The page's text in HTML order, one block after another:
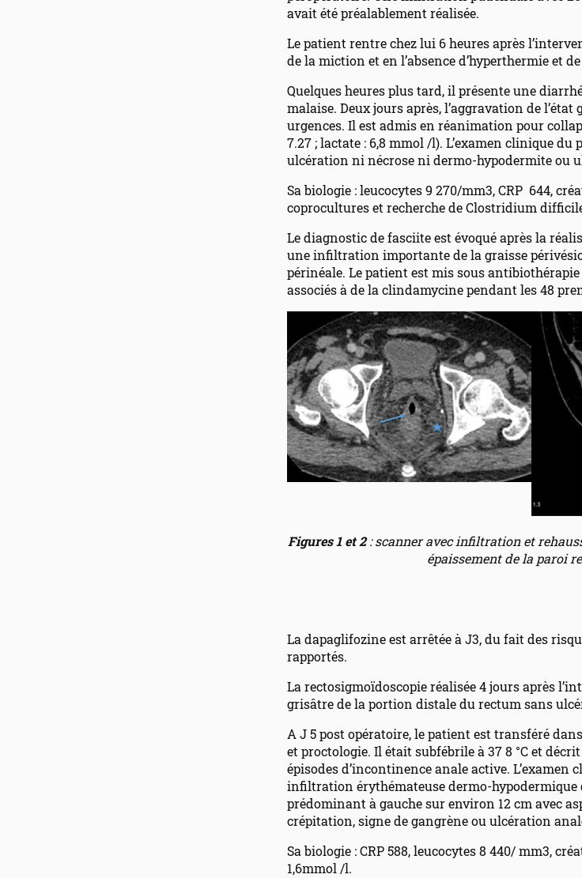
avait été préalablement réalisée.
Le patient rentre chez lui 6 heures après
de la miction et en l’absence d’hyperthermie et
Quelques heures plus tard, il présente une
malaise. Deux jours après, l’aggravation de
urgences. Il est admis en réanimation pour
7.27 ; lactate : 6,8 mmol /l). L’examen clinique
ulcération ni nécrose ni dermo-hypodermite ou
Sa biologie : leucocytes 9 270/mm3, CRP 644,
coprocultures et recherche de Clostridium
Le diagnostic de fasciite est évoqué après la
une infiltration importante de la graisse
périnéale. Le patient est mis sous
associés à de la clindamycine pendant les 48
Figures 1 et 2: scanner avec infiltration et
épaissement de la paroi
La dapaglifozine est arrêtée à J3, du fait des
rapportés.
La rectosigmoïdoscopie réalisée 4 jours après
grisâtre de la portion distale du rectum sans
A J 5 post opératoire, le patient est transféré
et proctologie. Il était subfébrile à 37 8 °C et
épisodes d’incontinence anale active.
infiltration érythémateuse dermo-hypodermique
prédominant à gauche sur environ 12 cm avec
crépitation, signe de gangrène ou ulcération
Sa biologie : CRP 588, leucocytes 8 440/ mm3,
1,6mmol /l.